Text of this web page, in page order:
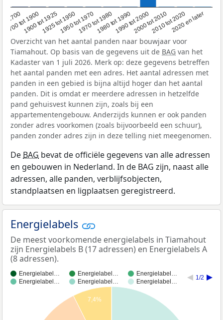
1700
1700 tot 1900
1900 tot 19251925 tot 19501950 tot 19701970 tot 19801980 tot 19901990 tot 20002000 tot 20102010 tot 20202020 en later
Overzicht van het aantal panden naar bouwjaar voor
Tiamahout. Op basis van de gegevens uit de BAG van het
Kadaster van 1 juli 2026. Merk op: deze gegevens betreffen
het aantal panden met een adres. Het aantal adressen met
panden in een gebied is bijna altijd hoger dan het aantal
panden. Dit is omdat er meerdere adressen in hetzelfde
pand gehuisvest kunnen zijn, zoals bij een
appartementengebouw. Anderzijds kunnen er ook panden
zonder adres voorkomen (zoals bijvoorbeeld een schuur),
panden zonder adres zijn in deze telling niet meegenomen.
De BAG bevat de officiële gegevens van alle adressen
en gebouwen in Nederland. In de BAG zijn, naast alle
adressen, alle panden, verblijfsobjecten,
standplaatsen en ligplaatsen geregistreerd.
Energielabels
De meest voorkomende energielabels in Tiamahout
zijn Energielabels B (17 adressen) en Energielabels A
(8 adressen).
Energielabel… Energielabel…
Energielabel…
Energielabel…
Energielabel… Energielabel…
1/2
7,4%